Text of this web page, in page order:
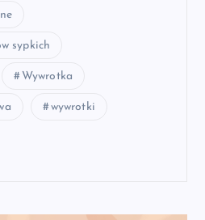
sypkich
Wywrotka
wywrotki